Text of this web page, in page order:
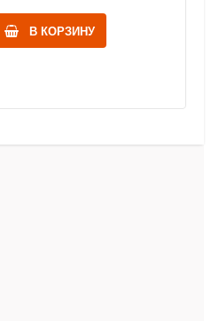
В КОРЗИНУ